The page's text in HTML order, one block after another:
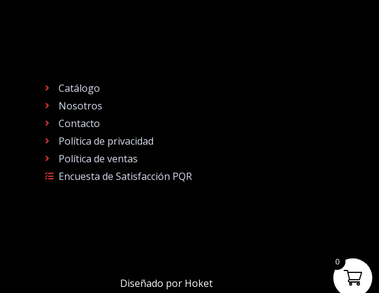
Catálogo
Nosotros
Contacto
Política de privacidad
Política de ventas
Encuesta de Satisfacción PQR
Diseñado por Hoket
0